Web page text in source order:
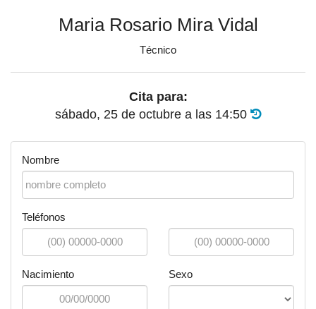
Maria Rosario Mira Vidal
Técnico
Cita para:
sábado, 25 de octubre a las 14:50
Nombre
Teléfonos
Nacimiento Sexo